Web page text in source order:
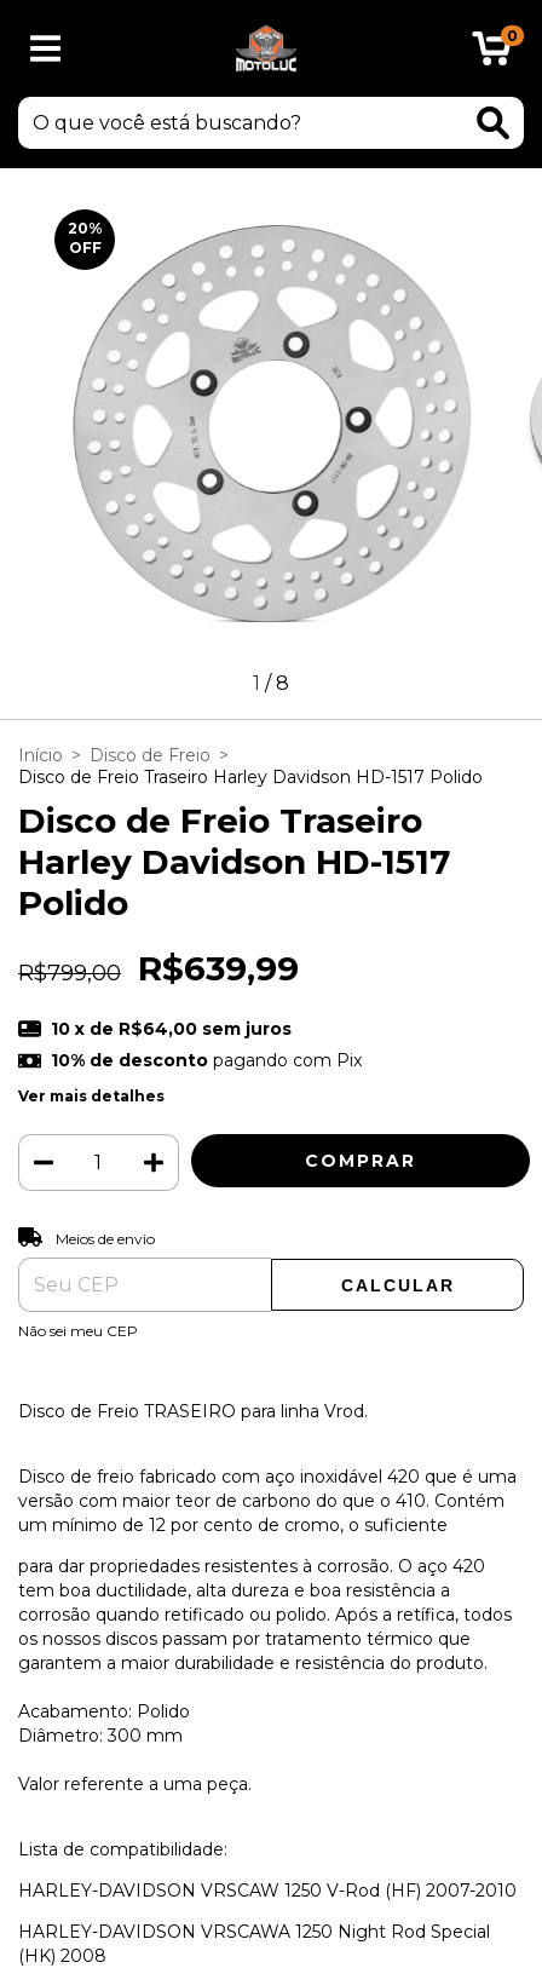
0
20%
OFF
1 /8
Início > Disco de Freio >
Disco de Freio Traseiro Harley Davidson HD-1517 Polido
Disco de Freio Traseiro
Harley Davidson HD-1517
Polido
R$799,00 R$639,99
10 x de R$64,00 sem juros
10% de descontopagando com Pix
Ver mais detalhes
Entregas para o CEP:
Meios de envio
CALCULAR
Não sei meu CEP
Disco de Freio TRASEIRO para linha Vrod.
Disco de freio fabricado com aço inoxidável 420 que é uma
versão com maior teor de carbono do que o 410. Contém
um mínimo de 12 por cento de cromo, o suficiente
para dar propriedades resistentes à corrosão. O aço 420
tem boa ductilidade, alta dureza e boa resistência a
corrosão quando retificado ou polido. Após a retífica, todos
os nossos discos passam por tratamento térmico que
garantem a maior durabilidade e resistência do produto.
Acabamento: Polido
Diâmetro: 300 mm
Valor referente a uma peça.
Lista de compatibilidade:
HARLEY-DAVIDSON VRSCAW 1250 V-Rod (HF) 2007-2010
HARLEY-DAVIDSON VRSCAWA 1250 Night Rod Special
(HK) 2008